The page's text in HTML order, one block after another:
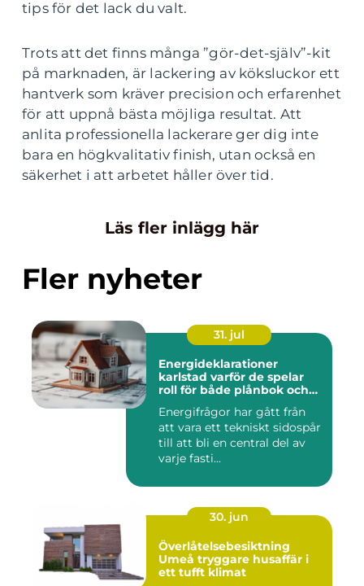
tips för det lack du valt.
Trots att det finns många ”gör-det-själv”-kit
på marknaden, är lackering av köksluckor ett
hantverk som kräver precision och erfarenhet
för att uppnå bästa möjliga resultat. Att
anlita professionella lackerare ger dig inte
bara en högkvalitativ finish, utan också en
säkerhet i att arbetet håller över tid.
Läs fler inlägg här
Fler nyheter
31. jul
Energideklarationer
karlstad varför de spelar
roll för både plånbok och
Energifrågor har gått från
att vara ett tekniskt sidospår
till att bli en central del av
varje fasti...
30. jun
Överlåtelsebesiktning
Umeå tryggare husaffär i
ett tufft klimat